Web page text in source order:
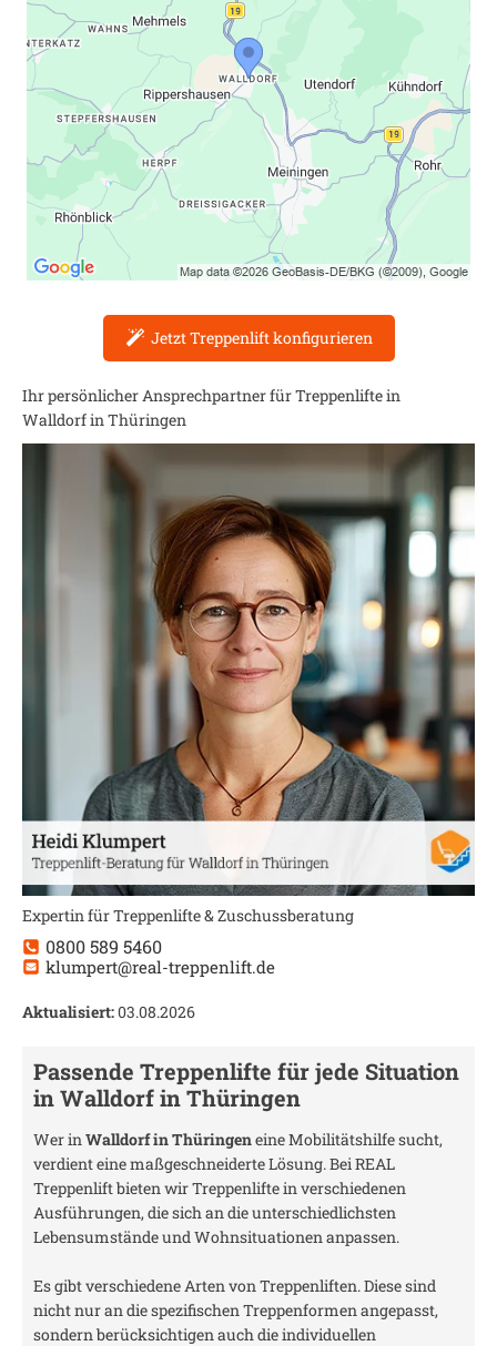
Jetzt Treppenlift konfigurieren
Ihr persönlicher Ansprechpartner für Treppenlifte in
Walldorf in Thüringen
Expertin für Treppenlifte & Zuschussberatung
0800 589 5460
klumpert@real-treppenlift.de
Aktualisiert:03.08.2026
Passende Treppenlifte für jede Situation
inWalldorf in Thüringen
Wer inWalldorf in Thüringeneine Mobilitätshilfe sucht,
verdient eine maßgeschneiderte Lösung. Bei REAL
Treppenlift bieten wir Treppenlifte in verschiedenen
Ausführungen, die sich an die unterschiedlichsten
Lebensumstände und Wohnsituationen anpassen.
Es gibt verschiedene Arten von Treppenliften. Diese sind
nicht nur an die spezifischen Treppenformen angepasst,
sondern berücksichtigen auch die individuellen